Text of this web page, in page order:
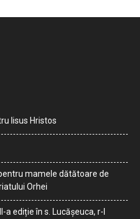
Iisus Hristos
mamele dătătoare de
Orhei
a ediție în s. Lucășeuca, r-l